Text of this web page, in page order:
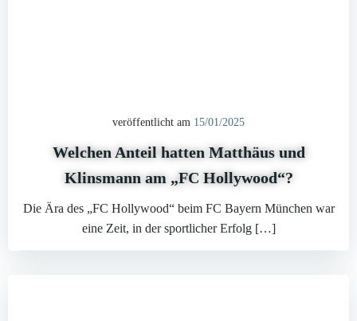
veröffentlicht am 15/01/2025
Welchen Anteil hatten Matthäus und
Klinsmann am „FC Hollywood“?
Die Ära des „FC Hollywood“ beim FC Bayern München war
eine Zeit, in der sportlicher Erfolg […]